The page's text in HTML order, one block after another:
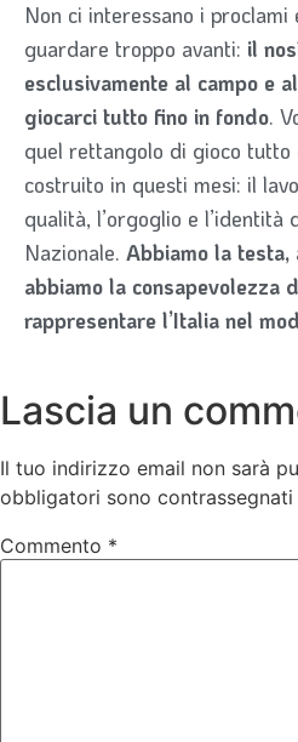
Non ci interessano i proclami
guardare troppo avanti: il
esclusivamente al campo e
giocarci tutto fino in fondo.
quel rettangolo di gioco tutto
costruito in questi mesi: il
qualità, l’orgoglio e l’identità
Nazionale. Abbiamo la testa,
abbiamo la consapevolezza
rappresentare l’Italia nel
Lascia un
Il tuo indirizzo email non sarà
obbligatori sono contrassegnati
Commento *